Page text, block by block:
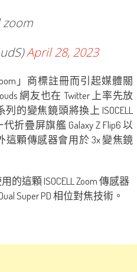
April 28, 2023
」商標註冊而引起媒體關
網友也在 Twitter 上率先放
的變焦鏡頭將換上 ISOCELL
折疊屏旗艦 Galaxy Z Flip6 以
這顆傳感器會用於 3x 變焦鏡
的這顆 ISOCELL Zoom 傳感器
Super PD 相位對焦技術。